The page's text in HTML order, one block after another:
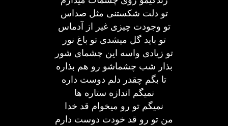
تو دلت شکستنی مثل صداس
تو وجودت چیزی غیر از آدماس
تو باید گل میشدی تو باغ نور
تو زیادی واسه این چشمای شور
بذار شب چشماشو رو هم بذاره
تا بگم چقدر دلم دوست داره
نمیگم اندازه ستاره ها
نمیگم تو رو میخوام قد خدا
من تو رو قد خودت دوست دارم